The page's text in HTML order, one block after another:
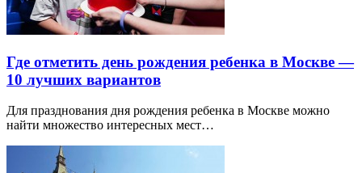
Где отметить день рождения ребенка в Москве —
10 лучших вариантов
Для празднования дня рождения ребенка в Москве можно
найти множество интересных мест…